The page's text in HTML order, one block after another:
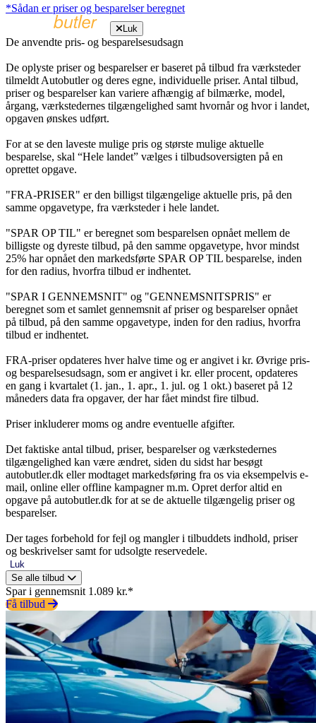
*Sådan er priser og besparelser beregnet
Luk
De anvendte pris- og besparelsesudsagn
De oplyste priser og besparelser er baseret på tilbud fra værksteder
tilmeldt Autobutler og deres egne, individuelle priser. Antal tilbud,
priser og besparelser kan variere afhængig af bilmærke, model,
årgang, værkstedernes tilgængelighed samt hvornår og hvor i landet,
opgaven ønskes udført.
For at se den laveste mulige pris og største mulige aktuelle
besparelse, skal “Hele landet” vælges i tilbudsoversigten på en
oprettet opgave.
"FRA-PRISER" er den billigst tilgængelige aktuelle pris, på den
samme opgavetype, fra værksteder i hele landet.
"SPAR OP TIL" er beregnet som besparelsen opnået mellem de
billigste og dyreste tilbud, på den samme opgavetype, hvor mindst
25% har opnået den markedsførte SPAR OP TIL besparelse, inden
for den radius, hvorfra tilbud er indhentet.
"SPAR I GENNEMSNIT" og "GENNEMSNITSPRIS" er
beregnet som et samlet gennemsnit af priser og besparelser opnået
på tilbud, på den samme opgavetype, inden for den radius, hvorfra
tilbud er indhentet.
FRA-priser opdateres hver halve time og er angivet i kr. Øvrige pris-
og besparelsesudsagn, som er angivet i kr. eller procent, opdateres
en gang i kvartalet (1. jan., 1. apr., 1. jul. og 1 okt.) baseret på 12
måneders data fra opgaver, der har fået mindst fire tilbud.
Priser inkluderer moms og andre eventuelle afgifter.
Det faktiske antal tilbud, priser, besparelser og værkstedernes
tilgængelighed kan være ændret, siden du sidst har besøgt
autobutler.dk eller modtaget markedsføring fra os via eksempelvis e-
mail, online eller offline kampagner m.m. Opret derfor altid en
opgave på autobutler.dk for at se de aktuelle tilgængelig priser og
besparelser.
Der tages forbehold for fejl og mangler i tilbuddets indhold, priser
og beskrivelser samt for udsolgte reservedele.
Luk
Se alle tilbud
Spar i gennemsnit 1.089 kr.*
Få tilbud